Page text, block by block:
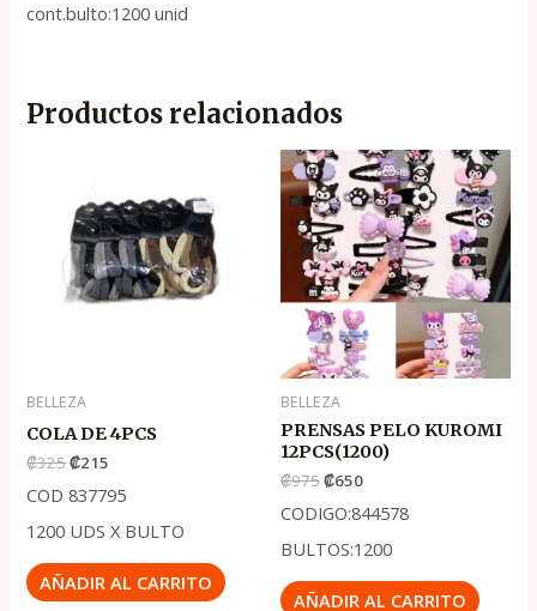
cont.bulto:1200 unid
Productos relacionados
BELLEZA
COLA DE 4PCS
₡325
original
era:
.
₡325
₡215
actual
es:
.
₡215
COD 837795
1200 UDS X BULTO
AÑADIR AL CARRITO
BELLEZA
PRENSAS PELO KUROMI
12PCS(1200)
₡975
El
precio
original
era:
.
₡975
₡650
El
precio
actual
es:
.
₡650
CODIGO:844578
BULTOS:1200
AÑADIR AL CARRITO